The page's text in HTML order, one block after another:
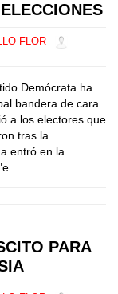
FLOR
Demócrata ha
bandera de cara
a los electores que
tras la
entró en la
PARA